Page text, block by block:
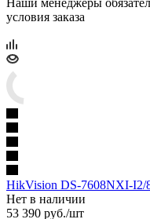
условия заказа
HikVision DS-7608NXI-I2/
Нет в наличии
53 390 руб./шт